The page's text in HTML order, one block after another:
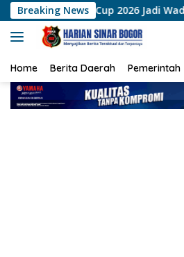
Langsung
ke
konten
Breaking News
Cup 2026 Jadi Wadah Gen Z
Home Berita Daerah Pemerintah